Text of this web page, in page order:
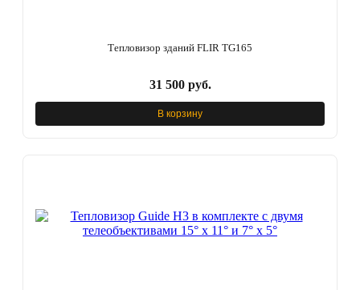
Тепловизор зданий FLIR TG165
31 500 руб.
В корзину